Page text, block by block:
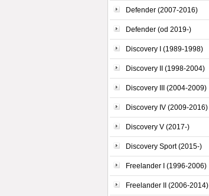
Defender (2007-2016)
Defender (od 2019-)
Discovery I (1989-1998)
Discovery II (1998-2004)
Discovery III (2004-2009)
Discovery IV (2009-2016)
Discovery V (2017-)
Discovery Sport (2015-)
Freelander I (1996-2006)
Freelander II (2006-2014)